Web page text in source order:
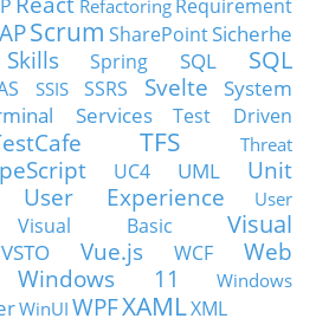
Refactoring Requirement
Scrum SharePointSicherhe
Spring SQL
SQL
SSIS SSRS Svelte
System
Services
Test Driven
TFS
Threat
UC4 UML
Unit
User Experience
User
Visual Basic
Visual
VSTO Vue.js WCF
Web
Windows 11
Windows
WinUI WPFXAMLXML